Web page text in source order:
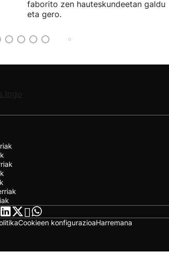
faborito zen hauteskundeetan galdu
eta gero.
Cookieen konfigurazioaHarremana